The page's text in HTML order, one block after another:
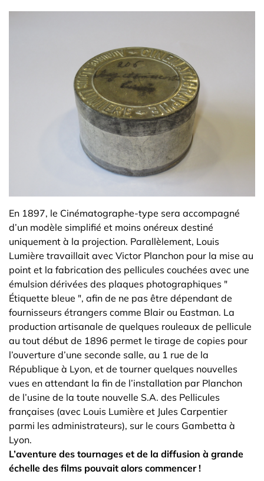
En 1897, le Cinématographe-type sera accompagné
d’un modèle simplifié et moins onéreux destiné
uniquement à la projection. Parallèlement, Louis
Lumière travaillait avec Victor Planchon pour la mise au
point et la fabrication des pellicules couchées avec une
émulsion dérivées des plaques photographiques "
Étiquette bleue ", afin de ne pas être dépendant de
fournisseurs étrangers comme Blair ou Eastman. La
production artisanale de quelques rouleaux de pellicule
au tout début de 1896 permet le tirage de copies pour
l’ouverture d’une seconde salle, au 1 rue de la
République à Lyon, et de tourner quelques nouvelles
vues en attendant la fin de l’installation par Planchon
de l’usine de la toute nouvelle S.A. des Pellicules
françaises (avec Louis Lumière et Jules Carpentier
parmi les administrateurs), sur le cours Gambetta à
Lyon.
L’aventure des tournages et de la diffusion à grande
échelle des films pouvait alors commencer !